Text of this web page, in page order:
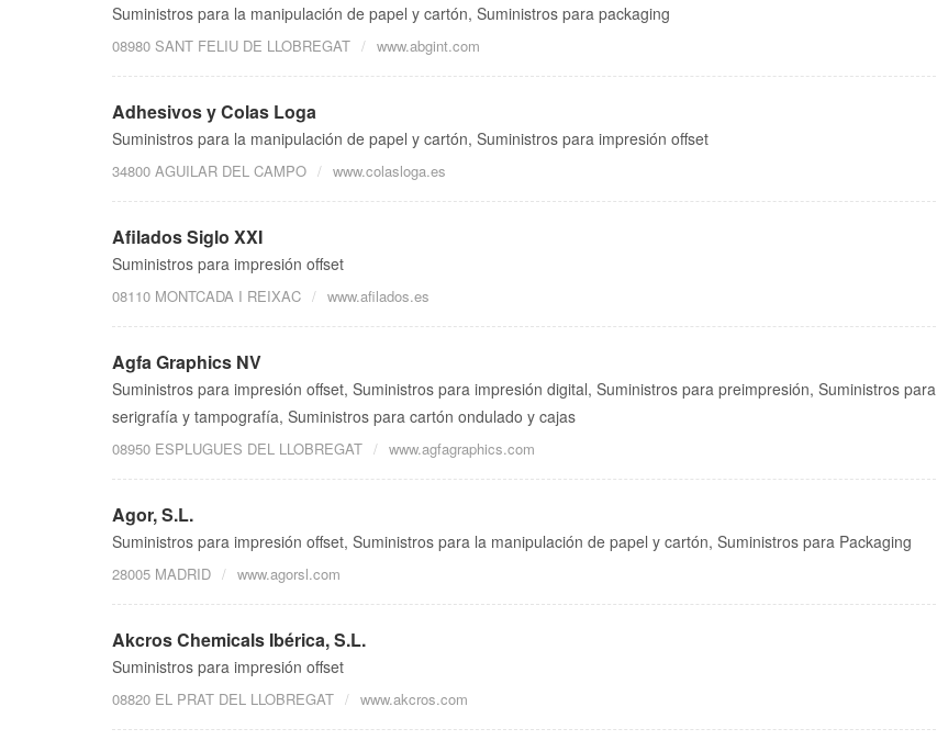
Suministros para la manipulación de papel y cartón, Suministros para packaging
08980 SANT FELIU DE LLOBREGAT www.abgint.com
Adhesivos y Colas Loga
Suministros para la manipulación de papel y cartón, Suministros para impresión offset
34800 AGUILAR DEL CAMPO www.colasloga.es
Afilados Siglo XXI
Suministros para impresión offset
08110 MONTCADA I REIXAC www.afilados.es
Agfa Graphics NV
Suministros para impresión offset, Suministros para impresión digital, Suministros para preimpresión, Suministros para
serigrafía y tampografía, Suministros para cartón ondulado y cajas
08950 ESPLUGUES DEL LLOBREGAT www.agfagraphics.com
Agor, S.L.
Suministros para impresión offset, Suministros para la manipulación de papel y cartón, Suministros para Packaging
28005 MADRID www.agorsl.com
Akcros Chemicals Ibérica, S.L.
Suministros para impresión offset
08820 EL PRAT DEL LLOBREGAT www.akcros.com